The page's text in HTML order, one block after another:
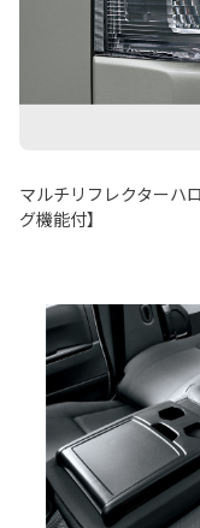
マルチリフレクターハ
グ機能付】